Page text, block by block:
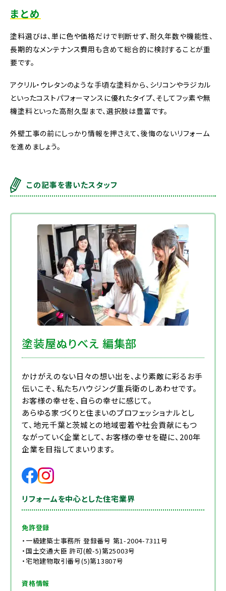
まとめ
塗料選びは、単に色や価格だけで判断せず、耐久年数や機能性、
長期的なメンテナンス費用も含めて総合的に検討することが重
要です。
アクリル・ウレタンのような手頃な塗料から、シリコンやラジカル
といったコストパフォーマンスに優れたタイプ、そしてフッ素や無
機塗料といった高耐久型まで、選択肢は豊富です。
外壁工事の前にしっかり情報を押さえて、後悔のないリフォーム
を進めましょう。
この記事を書いたスタッフ
塗装屋ぬりべえ 編集部
かけがえのない日々の想い出を、より素敵に彩るお手
伝いこそ、私たちハウジング重兵衛のしあわせです。
お客様の幸せを、自らの幸せに感じて。
あらゆる家づくりと住まいのプロフェッショナルとし
て、地元千葉と茨城との地域密着や社会貢献にもつ
ながっていく企業として、お客様の幸せを礎に、200年
企業を目指してまいります。
リフォームを中心とした住宅業界
免許登録
・一級建築士事務所 登録番号 第1-2004-7311号
・国土交通大臣 許可(般-5)第25003号
・宅地建物取引番号(5)第13807号
資格情報